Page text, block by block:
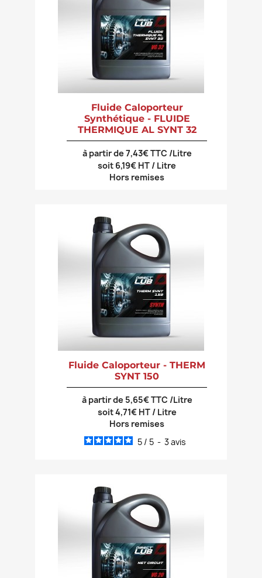
Fluide Caloporteur
Synthétique - FLUIDE
THERMIQUE AL SYNT 32
à partir de 7,43€ TTC /Litre
soit 6,19€ HT / Litre
Hors remises
Fluide Caloporteur - THERM
SYNT 150
à partir de 5,65€ TTC /Litre
soit 4,71€ HT / Litre
Hors remises
5 / 5 - 3avis